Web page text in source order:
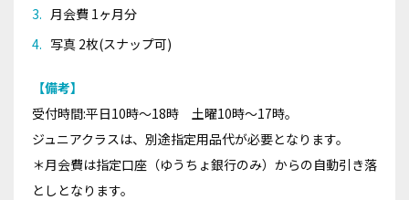
月会費 1ヶ月分
写真 2枚(スナップ可)
【備考】
受付時間:平日10時～18時 土曜10時～17時。
ジュニアクラスは、別途指定用品代が必要となります。
＊月会費は指定口座（ゆうちょ銀行のみ）からの自動引き落
としとなります。